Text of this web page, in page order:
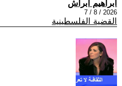
ابراهيم ابراش
2026 / 8 / 7
القضية الفلسطينية